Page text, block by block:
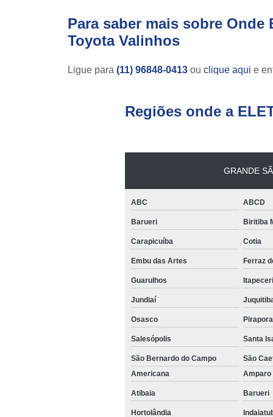
Para saber mais sobre
Toyota Valinhos
Ligue para (11) 96848-0413 ou clique aqui e
Regiões onde a
GRANDE
ABC ABCD
Barueri Biritiba
Carapicuíba Cotia
Embu das Artes Ferraz
Guarulhos
Jundiaí
Osasco
Salesópolis Santa
São Bernardo do Campo
São
Americana
Amparo
Atibaia Barueri
Hortolândia